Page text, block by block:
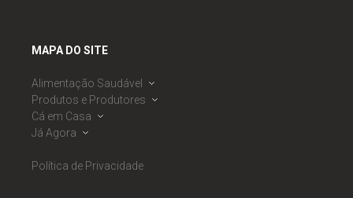
MAPA DO SITE
Alimentação Saudável
Dieta Mediterrânica
Roda da Alimentação Mediterrânica
Observatório de Segurança Alimentar
RNAES
Produtos e Produtores
Banco de Produtores
Calendário Sazonal
Cabazes Alimentares
Cá em Casa
Receitas
Listagem de Dicas
Já Agora
Eventos
Política de Privacidade